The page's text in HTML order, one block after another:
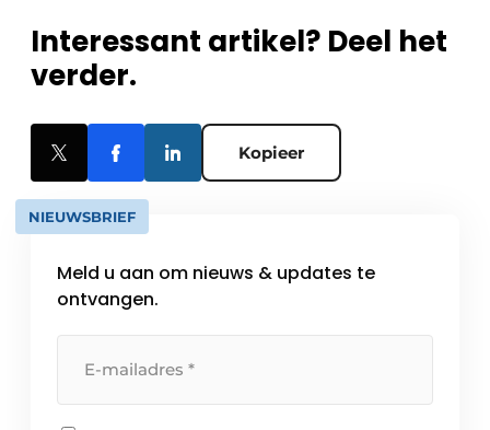
Interessant artikel? Deel het
verder.
Kopieer
NIEUWSBRIEF
Meld u aan om nieuws & updates te
ontvangen.